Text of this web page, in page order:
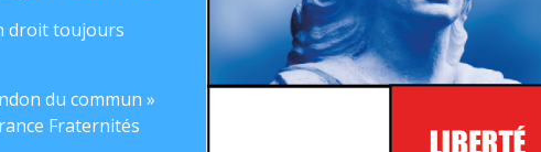
droit toujours
du commun »
Fraternités